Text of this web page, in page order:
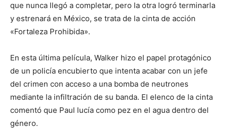
que nunca llegó a completar, pero la otra logró terminarla
y estrenará en México, se trata de la cinta de acción
«Fortaleza Prohibida».
En esta última película, Walker hizo el papel protagónico
de un policía encubierto que intenta acabar con un jefe
del crimen con acceso a una bomba de neutrones
mediante la infiltración de su banda. El elenco de la cinta
comentó que Paul lucía como pez en el agua dentro del
género.